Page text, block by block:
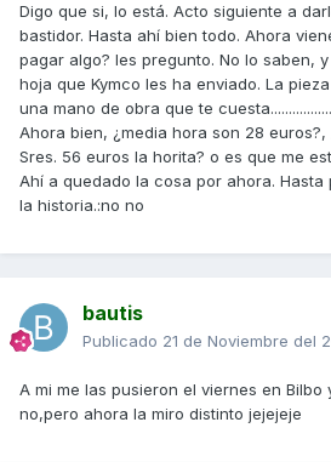
Digo que si, lo está. Acto siguiente a
bastidor. Hasta ahí bien todo. Ahora
pagar algo? les pregunto. No lo saben,
hoja que Kymco les ha enviado. La
una mano de obra que te
Ahora bien, ¿media hora son 28
Sres. 56 euros la horita? o es que me
Ahí a quedado la cosa por ahora. Hasta
la historia.:no no
bautis
Publicado 21 de Noviembre del
A mi me las pusieron el viernes en Bilbo
no,pero ahora la miro distinto jejejeje